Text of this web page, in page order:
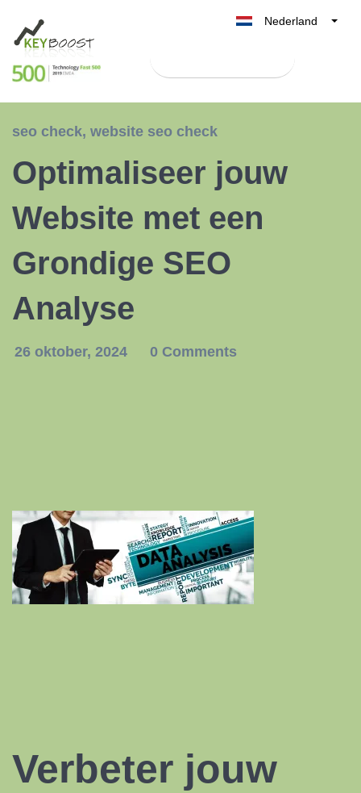
Nederland
België
España
seo check, website seo check
Optimaliseer jouw
Website met een
Grondige SEO
Analyse
26 oktober, 2024 0 Comments
Verbeter jouw